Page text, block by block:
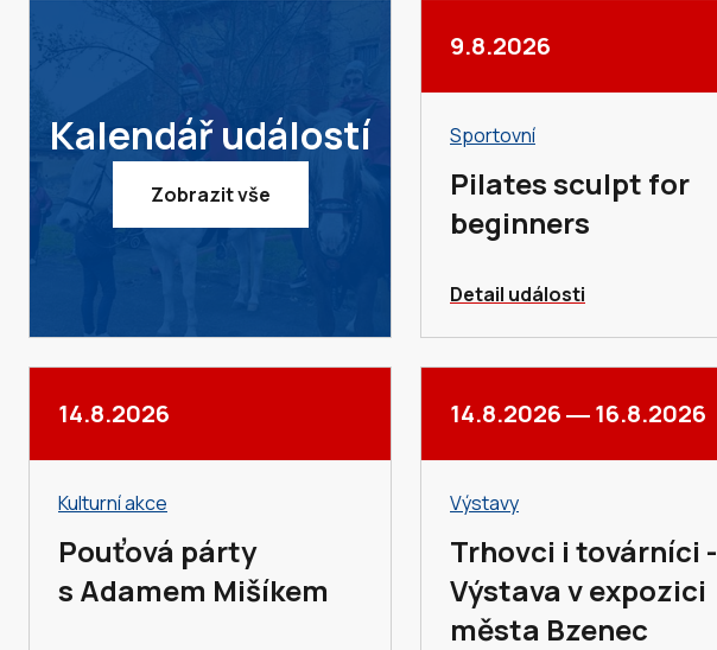
Kalendář událostí
Zobrazit vše
9.8.2026
Sportovní
Pilates sculpt for
beginners
Detail události
14.8.2026
Kulturní akce
Pouťová párty
s Adamem Mišíkem
14.8.2026―16.8.2026
Výstavy
Trhovci i továrníci -
Výstava v expozici
města Bzenec